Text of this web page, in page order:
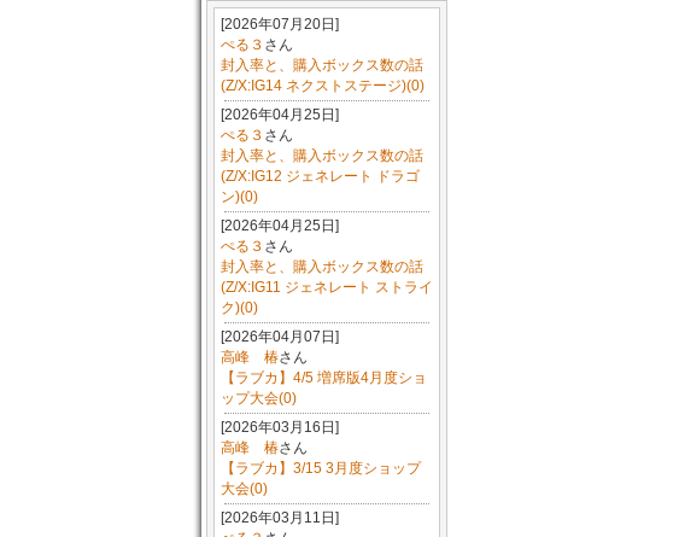
[2026年07月20日]
ぺる３ さん
封入率と、購入ボックス数の話
(Z/X:IG14 ネクストステージ)(0)
[2026年04月25日]
ぺる３ さん
封入率と、購入ボックス数の話
(Z/X:IG12 ジェネレート ドラゴ
ン)(0)
[2026年04月25日]
ぺる３ さん
封入率と、購入ボックス数の話
(Z/X:IG11 ジェネレート ストライ
ク)(0)
[2026年04月07日]
高峰 椿さん
【ラブカ】4/5 増席版4月度ショ
ップ大会(0)
[2026年03月16日]
高峰 椿さん
【ラブカ】3/15 3月度ショップ
大会(0)
[2026年03月11日]